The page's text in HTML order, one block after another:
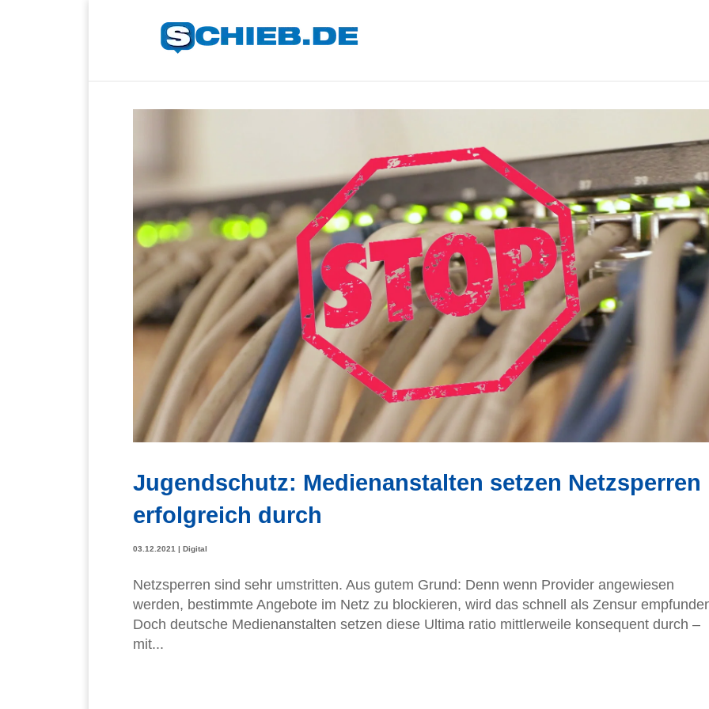
Jugendschutz: Medienanstalten setzen Netzsperren
erfolgreich durch
03.12.2021 | Digital
Netzsperren sind sehr umstritten. Aus gutem Grund: Denn wenn Provider angewiesen
werden, bestimmte Angebote im Netz zu blockieren, wird das schnell als Zensur
Doch deutsche Medienanstalten setzen diese Ultima ratio mittlerweile konsequent durch –
mit...